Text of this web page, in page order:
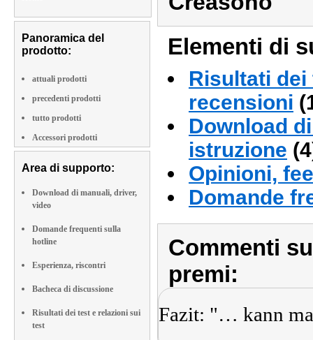
Panoramica del
prodotto:
attuali prodotti
precedenti prodotti
tutto prodotti
Accessori prodotti
Area di supporto:
Download di manuali, driver,
video
Domande frequenti sulla
hotline
Esperienza, riscontri
Bacheca di discussione
Risultati dei test e relazioni sui
test
Elementi di
Risultati
recensioni
Download
istruzione
Opinioni,
Domande
Commenti
premi:
Fazit: "… kann